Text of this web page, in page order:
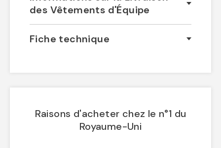
des Vêtements d'Équipe
Fiche technique
Raisons d'acheter chez le n°1 du
Royaume-Uni